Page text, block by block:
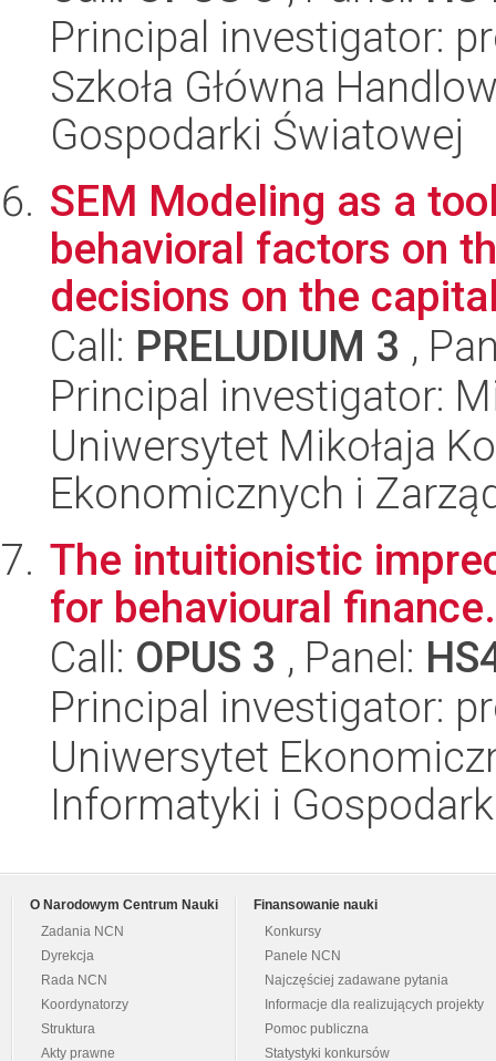
Principal investigator:
Szkoła Główna
Gospodarki Światowej
SEM Modeling as a
behavioral factors on
decisions on the
Call: PRELUDIUM 3 ,
Principal investigator:
Uniwersytet Mikołaja
Ekonomicznych i
The intuitionistic
for behavioural finance.
Call: OPUS 3 , Panel:
Principal investigator:
Uniwersytet
Informatyki i
O Narodowym Centrum Nauki
Zadania NCN
Dyrekcja
Rada NCN
Koordynatorzy
Struktura
Akty prawne
Finansowanie nauki
Konkursy
Panele NCN
Najczęściej zadawane pytania
Informacje dla realizujących projekty
Pomoc publiczna
Statystyki konkursów